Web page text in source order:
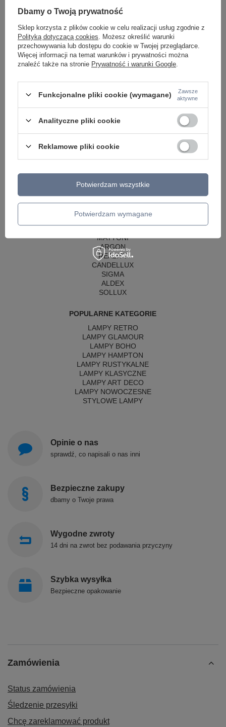
ŻYRANDOLE
ŻYRANDOLE KRYSZTAŁOWE
LAMPY WISZĄCE CZARNE
LAMPY WISZĄCE - OKRĘGI
KINKIETY DO SYPIALNI
LAMPY SUFITOWE OKRĄGŁE
LAMPY ZEWNĘTRZNE
LAMPY OGRODOWE - WISZĄCE
LAMPY SOLARNE
KINKIETY OGRODOWE
OŚWIETLENIE SCHODÓW ZEWNĘTRZNE
PRODUCENCI
AZZARDO
ITALUX
MAYTONI
ARGON
REALITY
CANDELLUX
SIGMA
ALDEX
SOLLUX
POPULARNE KATEGORIE
LAMPY RETRO
LAMPY GLAMOUR
LAMPY BOHO
LAMPY HAMPTON
LAMPY RUSTYKALNE
LAMPY KLASYCZNE
LAMPY ART DECO
LAMPY NOWOCZESNE
STYLOWE LAMPY
Opinie o nas
sprawdź, co napisali o nas inni
Bezpieczne zakupy
dbamy o Twoje prawa
Wygodne zwroty
14 dni na zwrot bez podawania przyczyny
Szybka wysyłka
Bezpieczne opakowanie
Zamówienia
Status zamówienia
Śledzenie przesyłki
Chcę zareklamować produkt
Dbamy o Twoją prywatność
Sklep korzysta z plików cookie w celu realizacji usług zgodnie z
Polityką dotyczącą cookies . Możesz określić warunki
przechowywania lub dostępu do cookie w Twojej przeglądarce.
Więcej informacji na temat warunków i prywatności można
znaleźć także na stronie Prywatność i warunki Google
Funkcjonalne pliki cookie (wymagane)
Zawsze
aktywne
Analityczne pliki cookie
Reklamowe pliki cookie
Potwierdzam wymagane
Potwierdzam wszystkie